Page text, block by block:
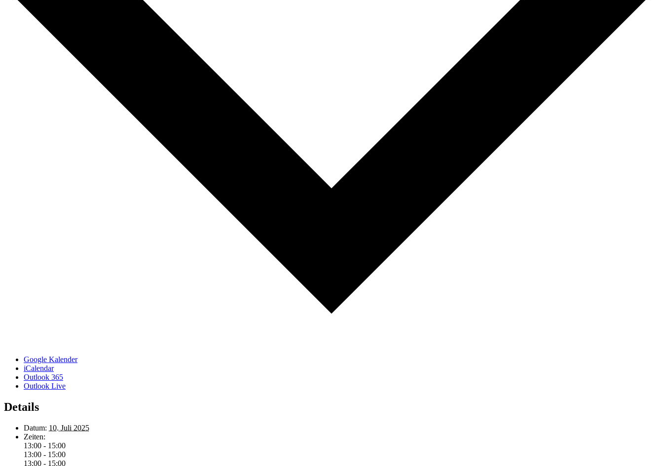
Google Kalender
iCalendar
Outlook 365
Outlook Live
Details
Datum: 10. Juli 2025
Zeiten:
13:00 - 15:00
13:00 - 15:00
13:00 - 15:00